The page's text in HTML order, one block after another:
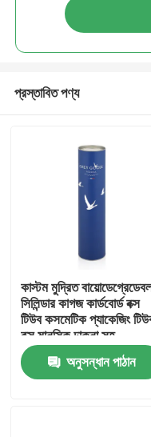
প্রস্তাবিত পণ্য
কাস্টম মুদ্রিত
সিলিন্ডার কাগজ কার্ডবোর্ড বক্স
টিউব কসমেটিক প্যাকেজিং
বক্স মানসিক ঢাকনা সহ
অনুসন্ধান পাঠান